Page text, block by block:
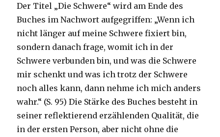
Der Titel „Die Schwere“ wird am Ende des
Buches im Nachwort aufgegriffen: „Wenn ich
nicht länger auf meine Schwere fixiert bin,
sondern danach frage, womit ich in der
Schwere verbunden bin, und was die Schwere
mir schenkt und was ich trotz der Schwere
noch alles kann, dann nehme ich mich anders
wahr.“ (S. 95) Die Stärke des Buches besteht in
seiner reflektierend erzählenden Qualität, die
in der ersten Person, aber nicht ohne die